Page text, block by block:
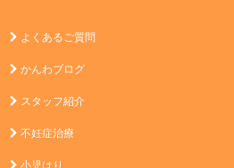
よくあるご質問
かんわブログ
スタッフ紹介
不妊症治療
小児はり